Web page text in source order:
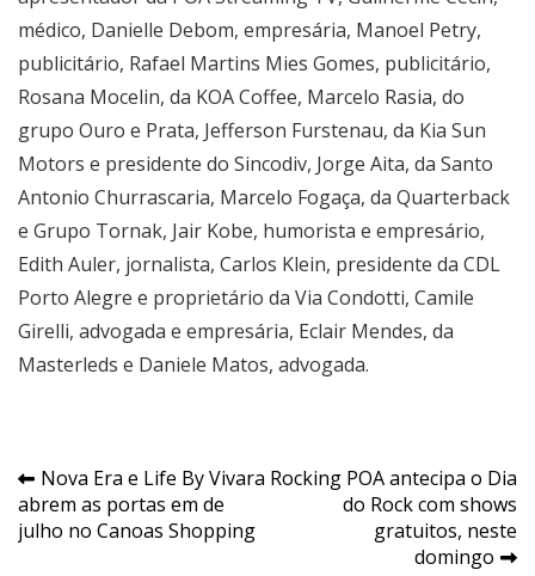
médico, Danielle Debom, empresária, Manoel Petry,
publicitário, ⁠Rafael Martins Mies Gomes, publicitário,
Rosana Mocelin, da KOA Coffee, Marcelo Rasia, do
grupo Ouro e Prata, Jefferson Furstenau, da Kia Sun
Motors e presidente do Sincodiv, Jorge Aita, da Santo
Antonio Churrascaria, Marcelo Fogaça, da Quarterback
e Grupo Tornak, Jair Kobe, humorista e empresário,
Edith Auler, jornalista, Carlos Klein, presidente da CDL
Porto Alegre e proprietário da Via Condotti, Camile
Girelli, advogada e empresária, Eclair Mendes, da
Masterleds e Daniele Matos, advogada.
Navegação
de
Nova Era e Life By Vivara
abrem as portas em de
julho no Canoas Shopping
Rocking POA antecipa o Dia
do Rock com shows
gratuitos, neste
domingo